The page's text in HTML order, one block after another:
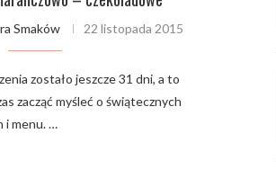
Smaków 22 listopada 2015
zostało jeszcze 31 dni, a to
zacząć myśleć o świątecznych
i menu. …